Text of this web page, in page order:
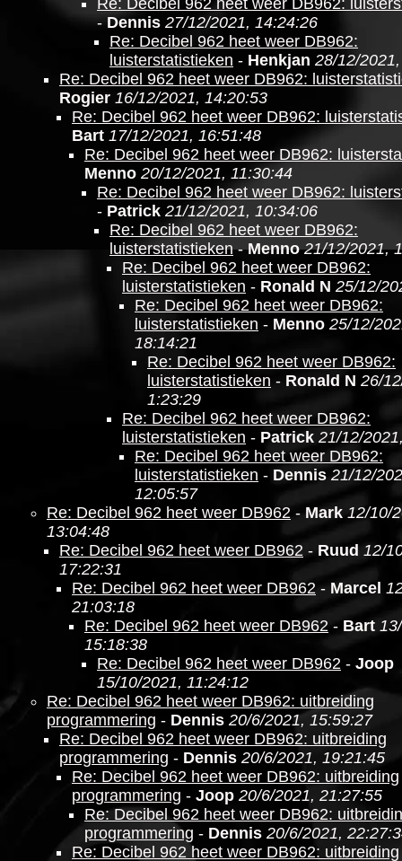
Re: Decibel 962 heet weer DB962:
-Dennis 27/12/2021, 14:24:26
Re: Decibel 962 heet weer DB962:
luisterstatistieken - Henkjan 28/12/
Re: Decibel 962 heet weer DB962:
Rogier 16/12/2021, 14:20:53
Re: Decibel 962 heet weer DB962:
Bart 17/12/2021, 16:51:48
Re: Decibel 962 heet weer DB962:
Menno 20/12/2021, 11:30:44
Re: Decibel 962 heet weer DB962:
- Patrick 21/12/2021, 10:34:06
Re: Decibel 962 heet weer DB962:
luisterstatistieken-Menno 21/12/2021,
Re: Decibel 962 heet weer DB962:
luisterstatistieken - Ronald N 25/12/
Re: Decibel 962 heet weer DB962:
luisterstatistieken - Menno 25/12/
18:14:21
Re: Decibel 962 heet weer DB962:
luisterstatistieken - Ronald N 26/
1:23:29
Re: Decibel 962 heet weer DB962:
luisterstatistieken - Patrick 21/12/
Re: Decibel 962 heet weer DB962:
luisterstatistieken - Dennis 21/12/
12:05:57
Re: Decibel 962 heet weer DB962 - Mark 12/10/
13:04:48
Re: Decibel 962 heet weer DB962 - Ruud 12/
17:22:31
Re: Decibel 962 heet weer DB962 - Marcel
21:03:18
Re: Decibel 962 heet weer DB962 - Bart
15:18:38
Re: Decibel 962 heet weer DB962 - Joop
15/10/2021, 11:24:12
Re: Decibel 962 heet weer DB962: uitbreiding
programmering - Dennis 20/6/2021, 15:59:27
Re: Decibel 962 heet weer DB962: uitbreiding
programmering - Dennis 20/6/2021, 19:21:45
Re: Decibel 962 heet weer DB962: uitbreiding
programmering - Joop 20/6/2021, 21:27:55
Re: Decibel 962 heet weer DB962:
programmering - Dennis 20/6/2021,
Re: Decibel 962 heet weer DB962: uitbreiding